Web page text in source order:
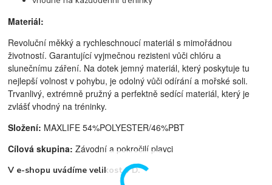
Materiál:
Revoluční měkký a rychleschnoucí materiál s mimořádnou
životností. Garantující vyjmečnou rezisteni vůči chlóru a
slunečnímu záření. Na dotek jemný materiál, který poskytuje tu
nejlepší volnost v pohybu, je odolný vůči odírání a mořské soli.
Trvanlivý, extrémně pružný a perfektně sedící materiál, který je
zvlášť vhodný na tréninky.
Složení: MAXLIFE 54%POLYESTER/46%PBT
Cílová skupina:Závodní a pokročilí plavci
V e-shopu uvádíme velikost v D.